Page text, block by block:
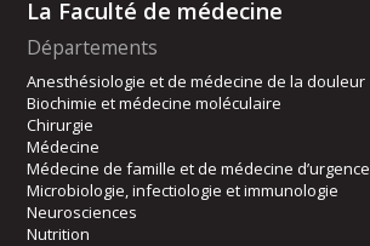
La Faculté de médecine
Départements
Anesthésiologie et de médecine de la douleur
Biochimie et médecine moléculaire
Chirurgie
Médecine
Médecine de famille et de médecine d’urgence
Microbiologie, infectiologie et immunologie
Neurosciences
Nutrition